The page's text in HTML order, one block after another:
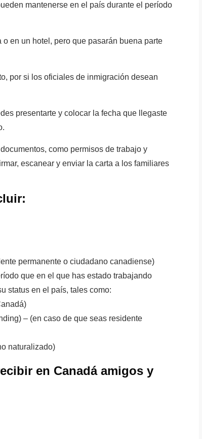
mantenerse en el país durante el período
en un hotel, pero que pasarán buena parte
por si los oficiales de inmigración desean
presentarte y colocar la fecha que llegaste
como permisos de trabajo y
escanear y enviar la carta a los familiares
permanente o ciudadano canadiense)
que en el que has estado trabajando
status en el país, tales como:
– (en caso de que seas residente
naturalizado)
en Canadá amigos y